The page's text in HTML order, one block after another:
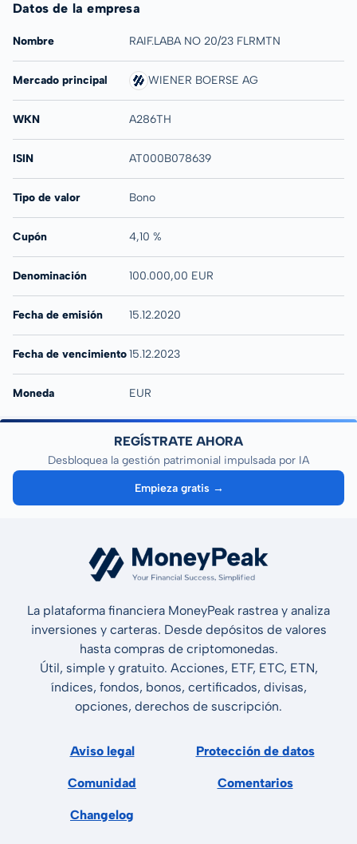
Datos de la empresa
Nombre RAIF.LABA NO 20/23 FLRMTN
Mercado principal WIENER BOERSE AG
WKN A286TH
ISIN AT000B078639
Tipo de valor Bono
Cupón 4,10 %
Denominación 100.000,00 EUR
Fecha de emisión 15.12.2020
Fecha de vencimiento15.12.2023
Moneda EUR
REGÍSTRATE AHORA
Desbloquea la gestión patrimonial impulsada por IA
Empieza gratis →
La plataforma financiera MoneyPeak rastrea y analiza
inversiones y carteras. Desde depósitos de valores
hasta compras de criptomonedas.
Útil, simple y gratuito. Acciones, ETF, ETC, ETN,
índices, fondos, bonos, certificados, divisas,
opciones, derechos de suscripción.
Aviso legal Protección de datos
Comunidad Comentarios
Changelog